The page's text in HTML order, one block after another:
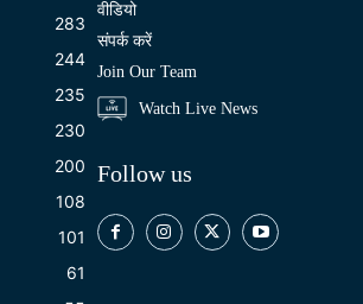
283
244
235
230
200
108
101
61
वीडियो
संपर्क करें
Join Our Team
Watch Live News
Follow us